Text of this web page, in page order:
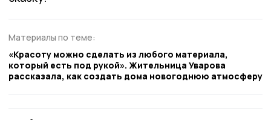
Материалы по теме:
«Красоту можно сделать из любого материала,
который есть под рукой». Жительница Уварова
рассказала, как создать дома новогоднюю атмосферу